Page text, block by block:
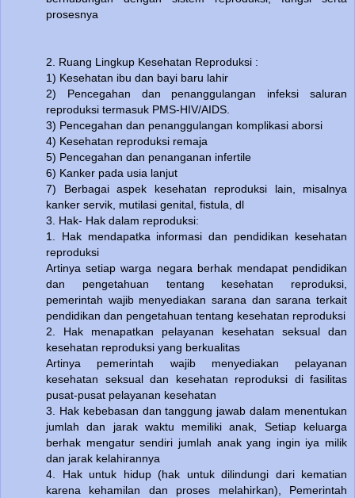
prosesnya
2. Ruang Lingkup Kesehatan Reproduksi :
1) Kesehatan ibu dan bayi baru lahir
2) Pencegahan dan penanggulangan infeksi saluran
reproduksi termasuk PMS-HIV/AIDS.
3) Pencegahan dan penanggulangan komplikasi aborsi
4) Kesehatan reproduksi remaja
5) Pencegahan dan penanganan infertile
6) Kanker pada usia lanjut
7) Berbagai aspek kesehatan reproduksi lain, misalnya
kanker servik, mutilasi genital, fistula, dl
3. Hak- Hak dalam reproduksi:
1. Hak mendapatka informasi dan pendidikan kesehatan
reproduksi
Artinya setiap warga negara berhak mendapat pendidikan
dan pengetahuan tentang kesehatan reproduksi,
pemerintah wajib menyediakan sarana dan sarana terkait
pendidikan dan pengetahuan tentang kesehatan reproduksi
2. Hak menapatkan pelayanan kesehatan seksual dan
kesehatan reproduksi yang berkualitas
Artinya pemerintah wajib menyediakan pelayanan
kesehatan seksual dan kesehatan reproduksi di fasilitas
pusat-pusat pelayanan kesehatan
3. Hak kebebasan dan tanggung jawab dalam menentukan
jumlah dan jarak waktu memiliki anak, Setiap keluarga
berhak mengatur sendiri jumlah anak yang ingin iya milik
dan jarak kelahirannya
4. Hak untuk hidup (hak untuk dilindungi dari kematian
karena kehamilan dan proses melahirkan), Pemerintah